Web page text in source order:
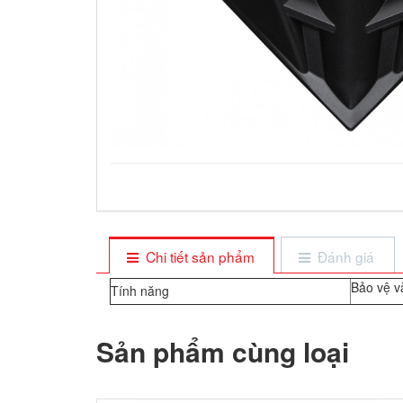
Chi tiết sản phẩm Đánh giá
Tính năng Bảo vệ
Sản phẩm cùng loại